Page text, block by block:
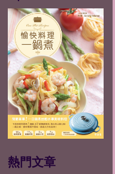
熱門文章